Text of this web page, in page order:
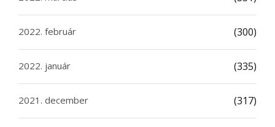
2022. február (300)
2022. január (335)
2021. december (317)